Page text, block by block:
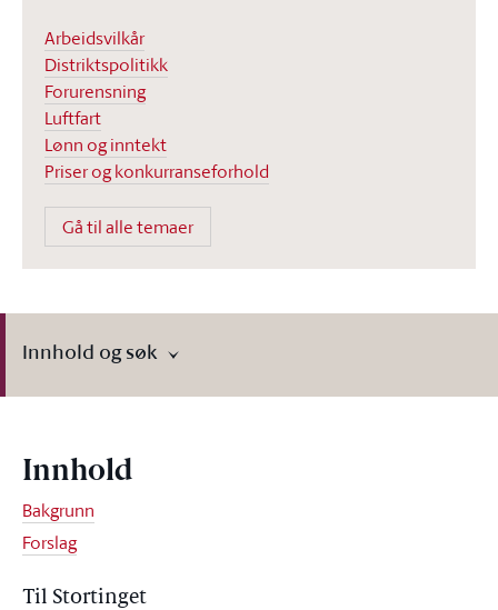
Arbeidsvilkår
Distriktspolitikk
Forurensning
Luftfart
Lønn og inntekt
Priser og konkurranseforhold
Gå til alle temaer
Innhold og søk
Innhold
Bakgrunn
Forslag
Til Stortinget